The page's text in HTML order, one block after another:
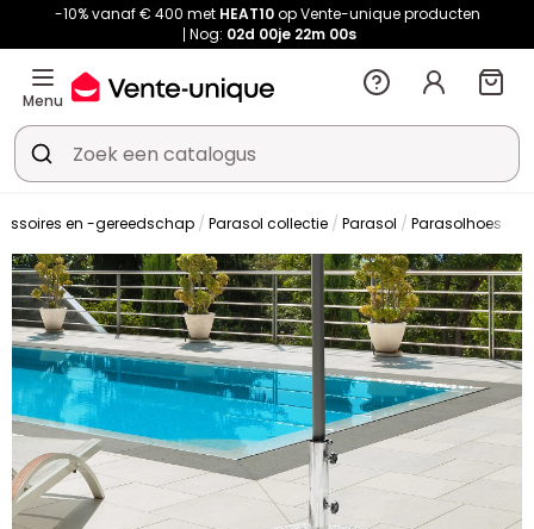
-10% vanaf € 400 met HEAT10op Vente-unique producten
Nog: 02d 00je 21m 59s
Menu
en -gereedschap Parasol collectie Parasol Parasolhoes en